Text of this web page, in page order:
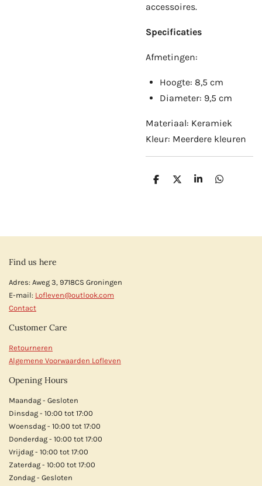
accessoires.
Specificaties
Afmetingen:
Hoogte: 8,5 cm
Diameter: 9,5 cm
Materiaal: Keramiek
Kleur: Meerdere kleuren
D
D
S
D
Find us here
Adres: Aweg 3, 9718CS Groningen
E-mail: Lofleven@outlook.com
Contact
Customer Care
Retourneren
Algemene Voorwaarden Lofleven
Opening Hours
Maandag - Gesloten
Dinsdag - 10:00 tot 17:00
Woensdag - 10:00 tot 17:00
Donderdag - 10:00 tot 17:00
Vrijdag - 10:00 tot 17:00
Zaterdag - 10:00 tot 17:00
Zondag - Gesloten